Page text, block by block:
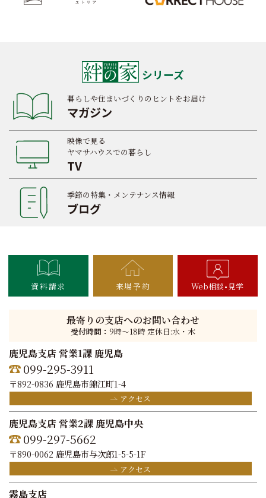
シリーズ
暮らしや住まいづくりのヒントをお届け
マガジン
映像で見る
ヤマサハウスでの暮らし
TV
季節の特集・メンテナンス情報
ブログ
資料請求 来場予約 Web相談 見学
最寄りの支店へのお問い合わせ
受付時間： 9時〜18時 定休日:水・木
鹿児島支店 営業1課 鹿児島
099-295-3911
〒892-0836 鹿児島市錦江町1-4
アクセス
鹿児島支店 営業2課 鹿児島中央
099-297-5662
〒890-0062 鹿児島市与次郎1-5-5-1F
アクセス
霧島支店